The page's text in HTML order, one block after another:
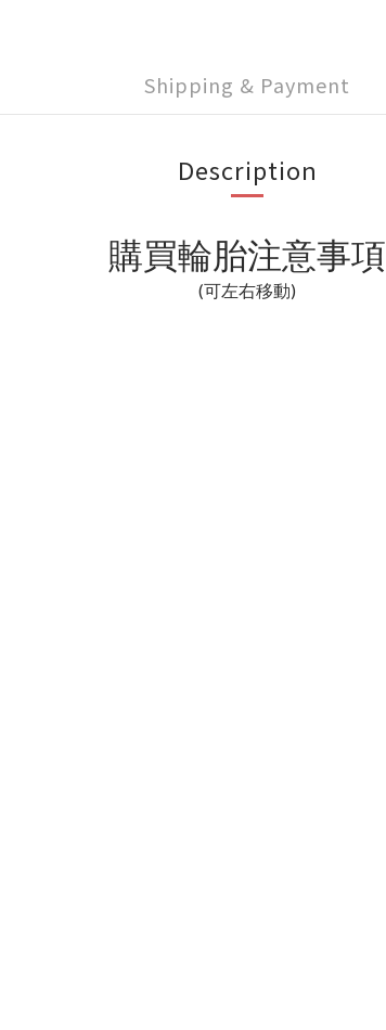
Shipping & Payment
Description
購買輪胎注意事項
(可左右移動)